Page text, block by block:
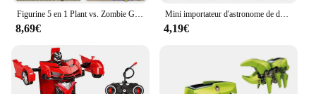
Figurine 5 en 1 Plant vs. Zombie GT pour garçons, jouets en PVC, modèle BOSS Robot Butter PVZ Zvised dos, cadeau pour enfants
8,69€
Mini importateur d'astronome de dessin animé pour enfants, jouets de robot volant Spaceman, chargement USB, hélicoptère à commande manuelle, cadeau créatif
4,19€